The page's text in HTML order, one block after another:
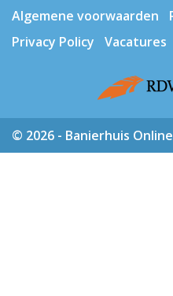
Algemene voorwaarden
Privacy Policy
Vacatures
© 2026 - Banierhuis Online